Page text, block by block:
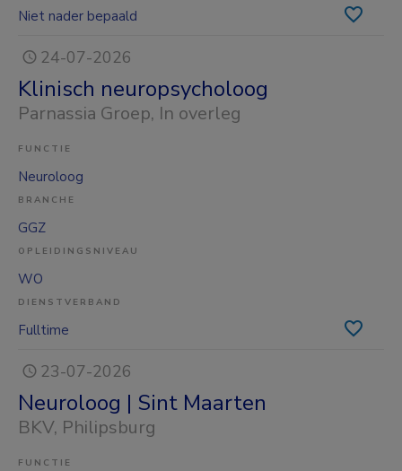
Niet nader bepaald
24-07-2026
Klinisch neuropsycholoog
Parnassia Groep, In overleg
FUNCTIE
Neuroloog
BRANCHE
GGZ
OPLEIDINGSNIVEAU
WO
DIENSTVERBAND
Fulltime
23-07-2026
Neuroloog | Sint Maarten
BKV, Philipsburg
FUNCTIE